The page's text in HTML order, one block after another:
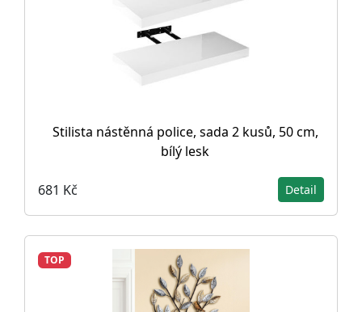
Stilista nástěnná police, sada 2 kusů, 50 cm,
bílý lesk
681 Kč Detail
TOP